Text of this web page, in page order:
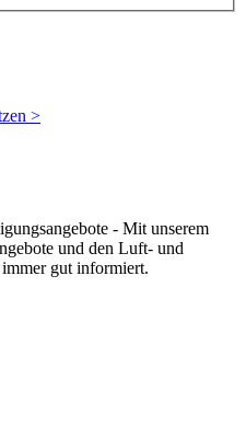
>
- Mit unserem
und den Luft- und
gut informiert.